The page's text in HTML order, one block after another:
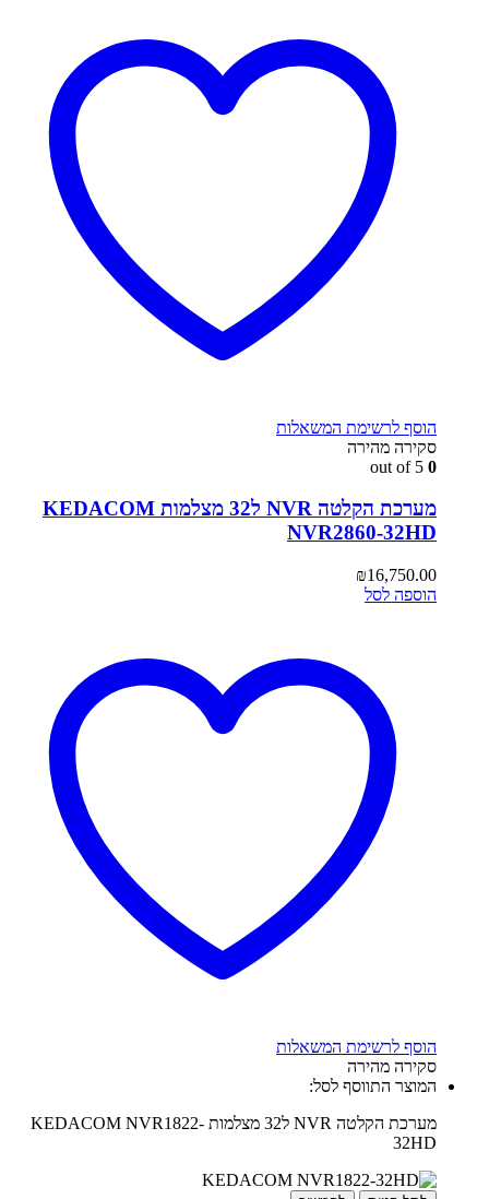
הוסף לרשימת המשאלות
סקירה מהירה
0
מערכת הקלטה NVR ל32 מצלמות KEDACOM
NVR2860-32HD
₪16,750.00
הוספה לסל
הוסף לרשימת המשאלות
סקירה מהירה
המוצר התווסף לסל:
מערכת הקלטה NVR ל32 מצלמות KEDACOM NVR1822-
32HD